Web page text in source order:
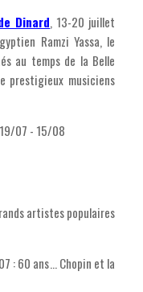
Dinard, 13-20 juillet
Ramzi Yassa, le
au temps de la Belle
prestigieux musiciens
07 - 15/08
artistes populaires
: 60 ans... Chopin et la